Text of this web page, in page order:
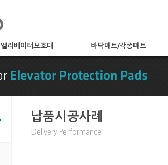
엘리베이터보호대
B타입(메쉬타입)
C타입
카페트(엘레가드) 타입
칼라보드(아트보드) 타입
바닥매트/각종매트
로비매트
보호용매트
현관매트
납품시공사례
Delivery Performance